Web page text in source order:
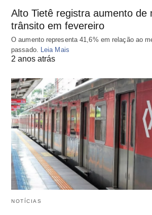
Alto Tietê registra aumento de
trânsito em fevereiro
O aumento representa 41,6% em relação ao
passado.
Leia Mais
2 anos atrás
NOTÍCIAS